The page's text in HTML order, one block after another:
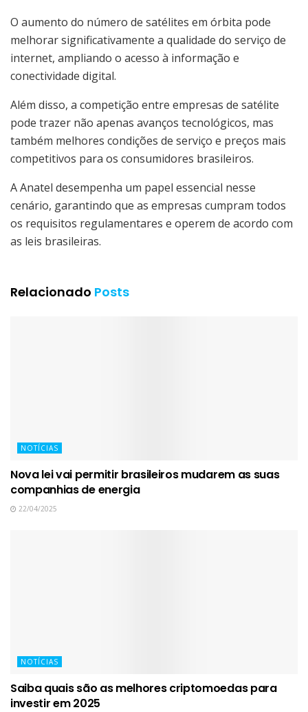
O aumento do número de satélites em órbita pode
melhorar significativamente a qualidade do serviço de
internet, ampliando o acesso à informação e
conectividade digital.
Além disso, a competição entre empresas de satélite
pode trazer não apenas avanços tecnológicos, mas
também melhores condições de serviço e preços mais
competitivos para os consumidores brasileiros.
A Anatel desempenha um papel essencial nesse
cenário, garantindo que as empresas cumpram todos
os requisitos regulamentares e operem de acordo com
as leis brasileiras.
Relacionado Posts
NOTÍCIAS
Nova lei vai permitir brasileiros mudarem as suas
companhias de energia
22/04/2025
NOTÍCIAS
Saiba quais são as melhores criptomoedas para
investir em 2025